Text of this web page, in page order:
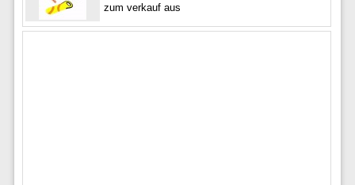
zum verkauf aus